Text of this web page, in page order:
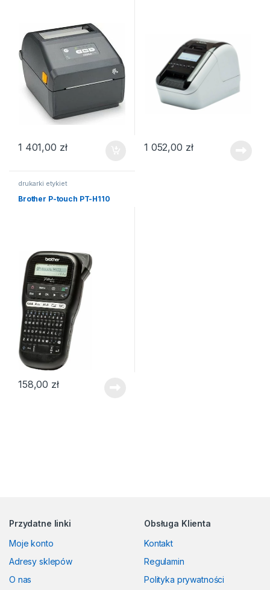
1 401,00 zł 1 052,00 zł
drukarki etykiet
Brother P-touch PT-H110
158,00 zł
Przydatne linki
Moje konto
Adresy sklepów
O nas
Obsługa Klienta
Kontakt
Regulamin
Polityka prywatności